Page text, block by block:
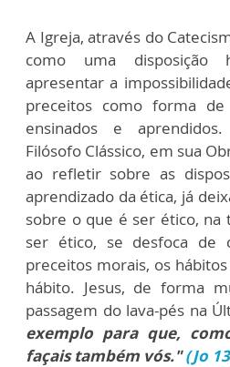
A Igreja, através do
como uma disposição
apresentar a
preceitos como forma
ensinados e
Filósofo Clássico, em sua
ao refletir sobre as
aprendizado da ética, já
sobre o que é ser ético, na
ser ético, se desfoca de
preceitos morais, os
hábito. Jesus, de forma
passagem do lava-pés na
exemplo para que,
façais também vós."(Jo